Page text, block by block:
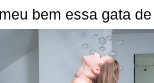
bem essa gata